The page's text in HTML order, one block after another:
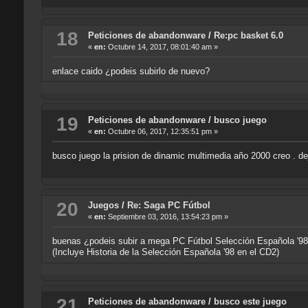
18 Peticiones de abandonware/ Re:pc basket 6.0
« en: Octubre 14, 2017, 08:01:40 am »
enlace caido ¿podeis subirlo de nuevo?
19 Peticiones de abandonware/ busco juego
« en: Octubre 06, 2017, 12:35:51 pm »
busco juego la prision de dinamic multimedia año 2000 creo .
20 Juegos/ Re: Saga PC Fútbol
« en: Septiembre 03, 2016, 13:54:23 pm »
buenas ¿podeis subir a mega PC Fútbol Selección Española '98
(Incluye Historia de la Selección Española '98 en el CD2)
Peticiones de abandonware/ busco este juego